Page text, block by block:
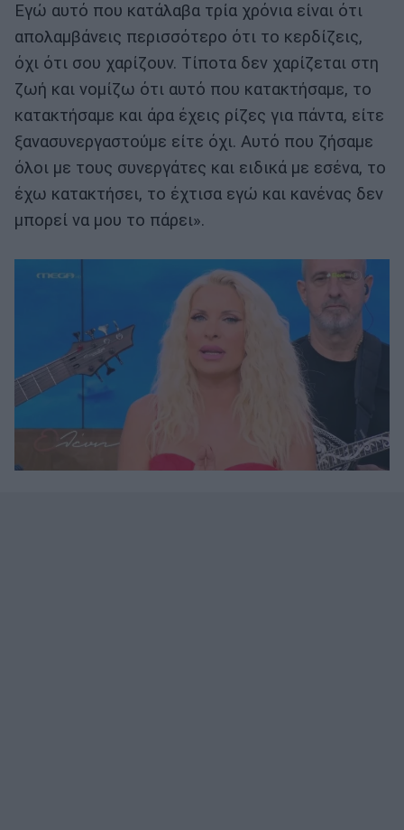
Εγώ αυτό που κατάλαβα τρία χρόνια είναι ότι
απολαμβάνεις περισσότερο ότι το κερδίζεις,
όχι ότι σου χαρίζουν. Τίποτα δεν χαρίζεται στη
ζωή και νομίζω ότι αυτό που κατακτήσαμε, το
κατακτήσαμε και άρα έχεις ρίζες για πάντα, είτε
ξανασυνεργαστούμε είτε όχι. Αυτό που ζήσαμε
όλοι με τους συνεργάτες και ειδικά με εσένα, το
έχω κατακτήσει, το έχτισα εγώ και κανένας δεν
μπορεί να μου το πάρει».